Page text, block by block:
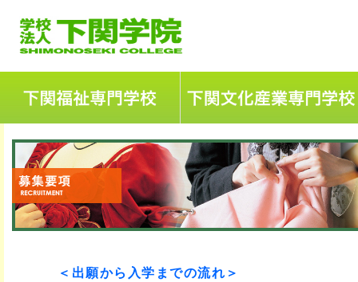
＜出願から入学までの流れ＞